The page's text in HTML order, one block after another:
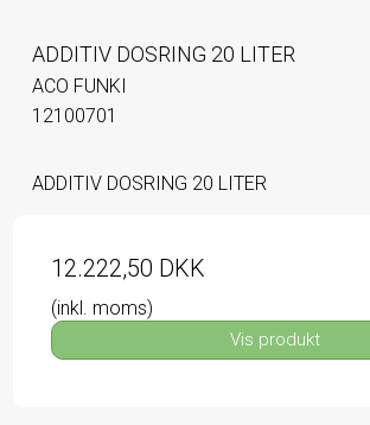
ADDITIV DOSRING 20 LITER
ACO FUNKI
12100701
ADDITIV DOSRING 20 LITER
12.222,50 DKK
(inkl. moms)
Vis produkt